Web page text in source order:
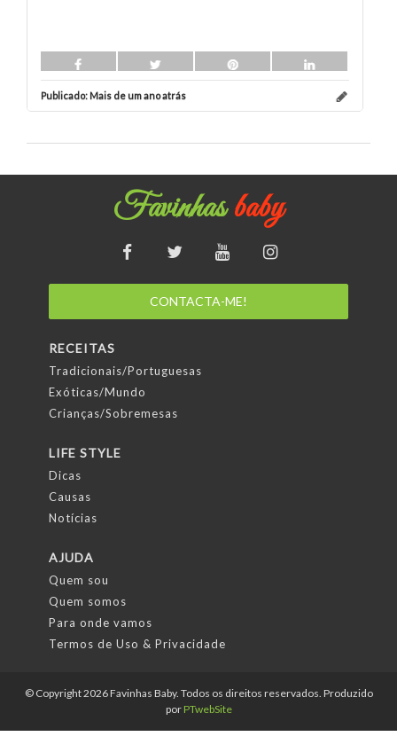
Publicado: Mais de um ano atrás
Favinhasbaby
CONTACTA-ME!
RECEITAS
Tradicionais/Portuguesas
Exóticas/Mundo
Crianças/Sobremesas
LIFE STYLE
Dicas
Causas
Notícias
AJUDA
Quem sou
Quem somos
Para onde vamos
Termos de Uso & Privacidade
© Copyright 2026 Favinhas Baby. Todos os direitos reservados. Produzido
por PTwebSite